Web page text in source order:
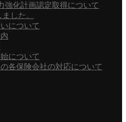
強化計画認定取得について
した。
について
について
各保険会社の対応について